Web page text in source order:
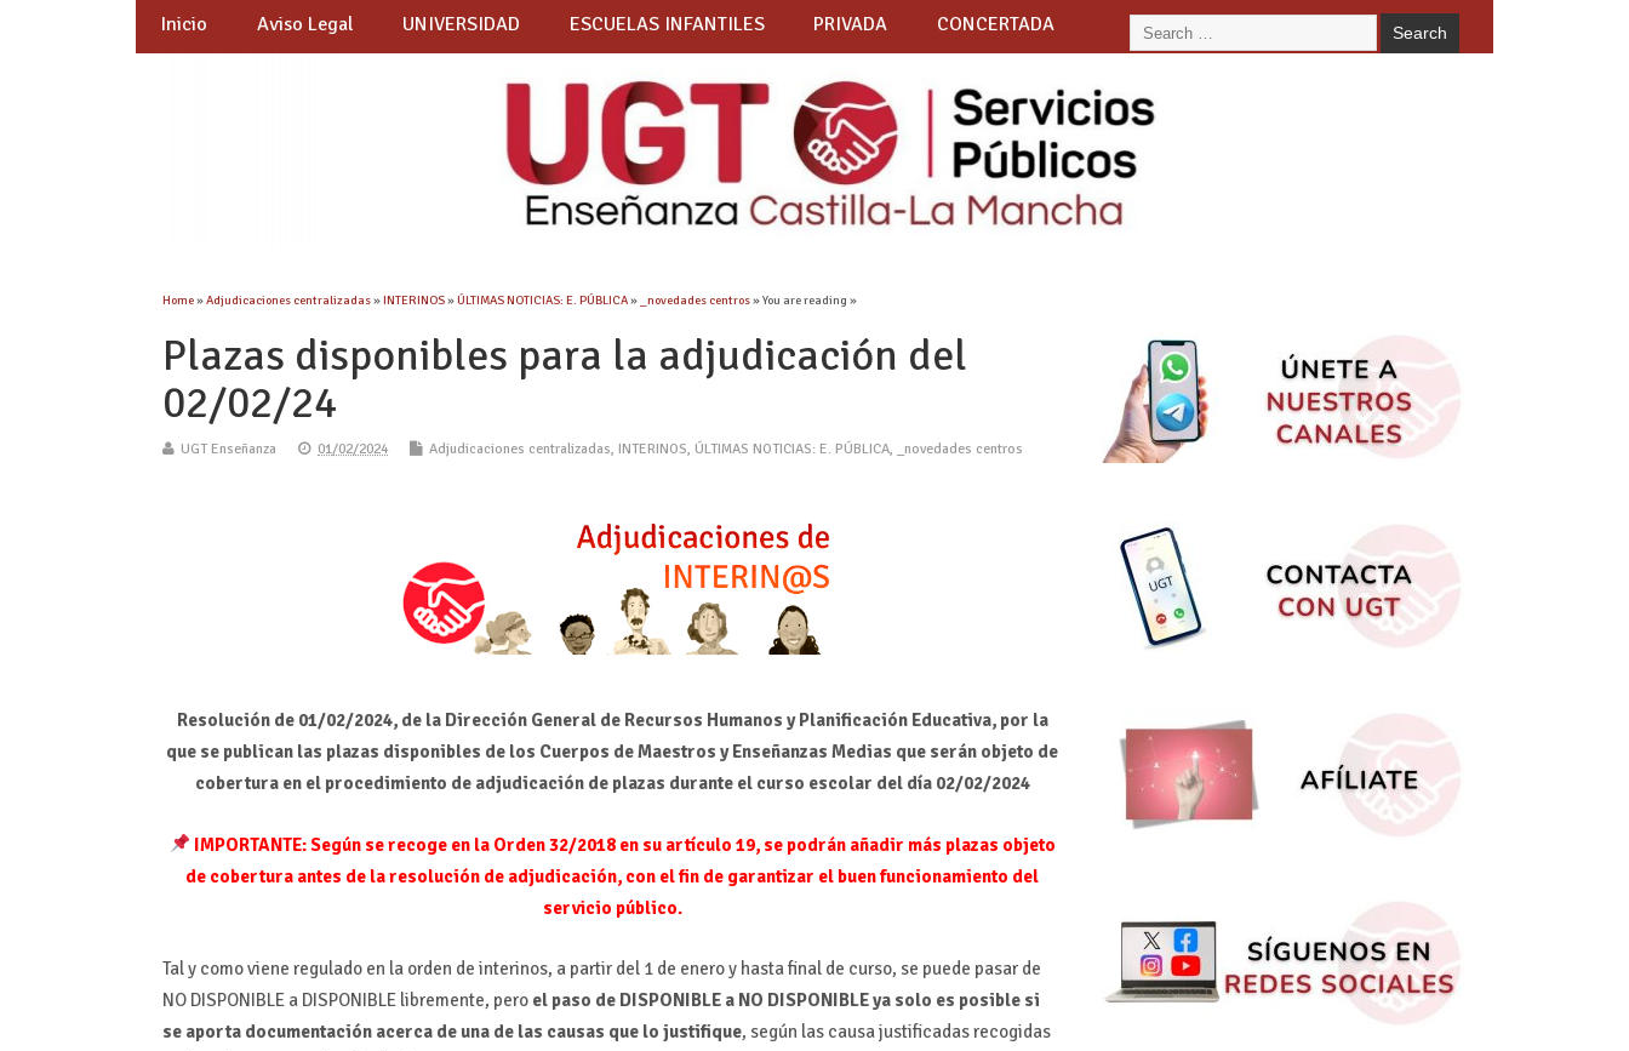
Inicio Aviso Legal UNIVERSIDAD ESCUELAS INFANTILES PRIVADA CONCERTADA
Home»Adjudicaciones centralizadas»INTERINOS»ÚLTIMAS NOTICIAS: E. PÚBLICA» _novedades centros» You are reading »
Plazas disponibles para la adjudicación del
02/02/24
UGT Enseñanza 01/02/2024 Adjudicaciones centralizadas, INTERINOS, ÚLTIMAS NOTICIAS: E. PÚBLICA, _novedades centros
Resolución de 01/02/2024, de la Dirección General de Recursos Humanos y Planificación Educativa, por la
que se publican las plazas disponibles de los Cuerpos de Maestros y Enseñanzas Medias que serán objeto de
cobertura en el procedimiento de adjudicación de plazas durante el curso escolar del día 02/02/2024
IMPORTANTE: Según se recoge en la Orden 32/2018 en su artículo 19, se podrán añadir más plazas objeto
de cobertura antes de la resolución de adjudicación, con el fin de garantizar el buen funcionamiento del
servicio público.
Tal y como viene regulado en la orden de interinos, a partir del 1 de enero y hasta final de curso, se puede pasar de
NO DISPONIBLE a DISPONIBLE libremente, pero el paso de DISPONIBLE a NO DISPONIBLE ya solo es posible si
se aporta documentación acerca de una de las causas que lo justifique, según las causa justificadas recogidas